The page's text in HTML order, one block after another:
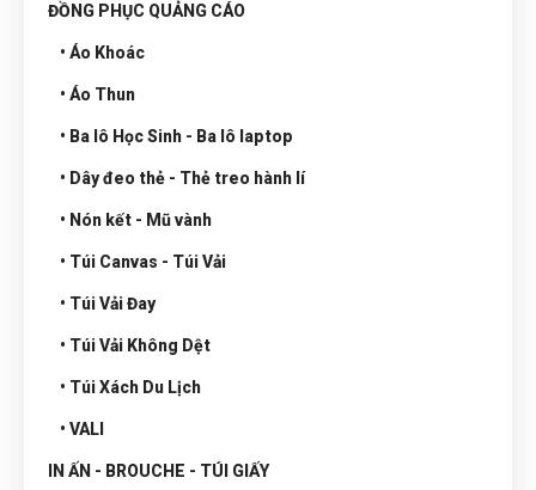
ĐỒNG PHỤC QUẢNG CÁO
• Áo Khoác
• Áo Thun
• Ba lô Học Sinh - Ba lô laptop
• Dây đeo thẻ - Thẻ treo hành lí
• Nón kết - Mũ vành
• Túi Canvas - Túi Vải
• Túi Vải Đay
• Túi Vải Không Dệt
• Túi Xách Du Lịch
• VALI
IN ẤN - BROUCHE - TÚI GIẤY